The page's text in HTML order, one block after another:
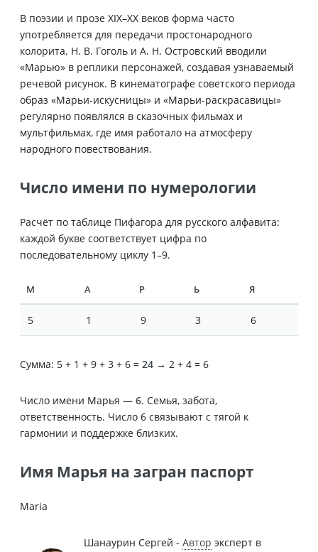
В поэзии и прозе XIX–XX веков форма часто
употребляется для передачи простонародного
колорита. Н. В. Гоголь и А. Н. Островский вводили
«Марью» в реплики персонажей, создавая узнаваемый
речевой рисунок. В кинематографе советского периода
образ «Марьи-искусницы» и «Марьи-раскрасавицы»
регулярно появлялся в сказочных фильмах и
мультфильмах, где имя работало на атмосферу
народного повествования.
Число имени по нумерологии
Расчёт по таблице Пифагора для русского алфавита:
каждой букве соответствует цифра по
последовательному циклу 1–9.
М А Р Ь Я
5 1 9 3 6
Сумма: 5 + 1 + 9 + 3 + 6 = 24 → 2 + 4 = 6
Число имени Марья — 6. Семья, забота,
ответственность. Число 6 связывают с тягой к
гармонии и поддержке близких.
Имя Марья на загран паспорт
Maria
Шанаурин Сергей - Автор эксперт в